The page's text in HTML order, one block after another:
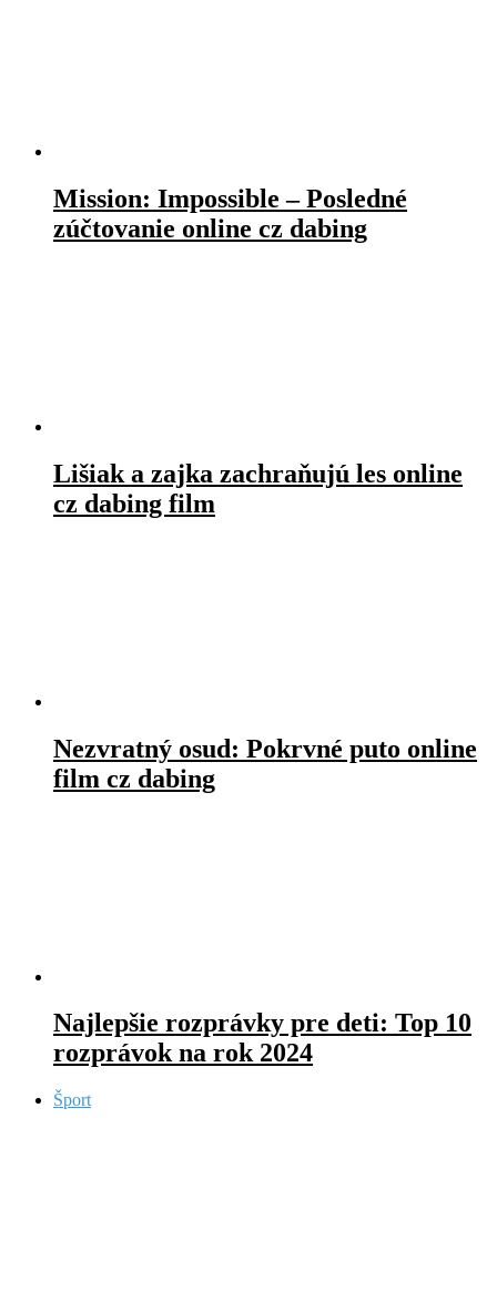
Mission: Impossible – Posledné
zúčtovanie online cz dabing
Lišiak a zajka zachraňujú les online
cz dabing film
Nezvratný osud: Pokrvné puto online
film cz dabing
Najlepšie rozprávky pre deti: Top 10
rozprávok na rok 2024
Šport